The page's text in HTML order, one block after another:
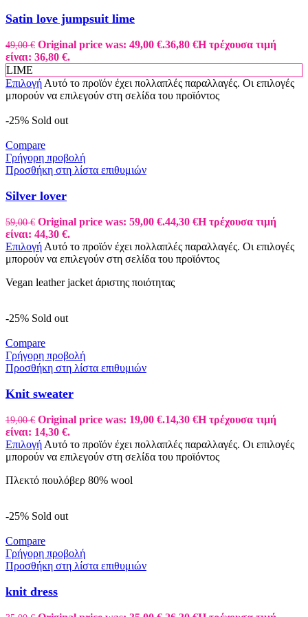
Satin love jumpsuit lime
49,00€ Original price was: 49,00 €.36,80 €Η τρέχουσα τιμή
είναι: 36,80 €.
LIME
Επιλογή Αυτό το προϊόν έχει πολλαπλές παραλλαγές. Οι επιλογές
μπορούν να επιλεγούν στη σελίδα του προϊόντος
-25% Sold out
Compare
Γρήγορη προβολή
Προσθήκη στη λίστα επιθυμιών
Silver lover
59,00€ Original price was: 59,00 €.44,30 €Η τρέχουσα τιμή
είναι: 44,30 €.
Επιλογή Αυτό το προϊόν έχει πολλαπλές παραλλαγές. Οι επιλογές
μπορούν να επιλεγούν στη σελίδα του προϊόντος
Vegan leather jacket άριστης ποιότητας
-25% Sold out
Compare
Γρήγορη προβολή
Προσθήκη στη λίστα επιθυμιών
Knit sweater
19,00€ Original price was: 19,00 €.14,30 €Η τρέχουσα τιμή
είναι: 14,30 €.
Επιλογή Αυτό το προϊόν έχει πολλαπλές παραλλαγές. Οι επιλογές
μπορούν να επιλεγούν στη σελίδα του προϊόντος
Πλεκτό πουλόβερ 80% wool
-25% Sold out
Compare
Γρήγορη προβολή
Προσθήκη στη λίστα επιθυμιών
knit dress